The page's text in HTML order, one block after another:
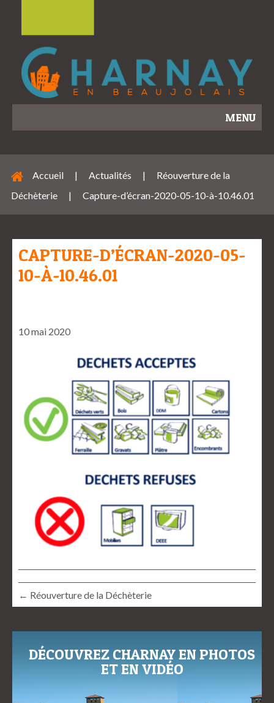
MENU
Accueil | Actualités |
Réouverture de la
Déchèterie
| Capture-d’écran-2020-05-10-à-10.46.01
CAPTURE-D’ÉCRAN-2020-05-
10-À-10.46.01
10 mai 2020
← Réouverture de la Déchèterie
DÉCOUVREZ CHARNAY EN PHOTOS
ET EN VIDÉO